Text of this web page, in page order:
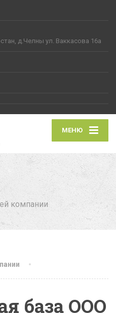
д.Челны ул. Ваккасова 16а
МЕНЮ
компании
база ООО